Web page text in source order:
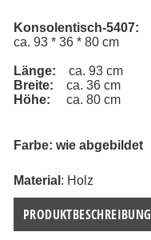
Konsolentisch-5407:
ca. 93 * 36 * 80 cm
Länge:
ca. 93 cm
Breite:
ca. 36 cm
Höhe:
ca. 80 cm
Farbe: wie abgebildet
Material : Holz
PRODUKTBESCHREIBUNG